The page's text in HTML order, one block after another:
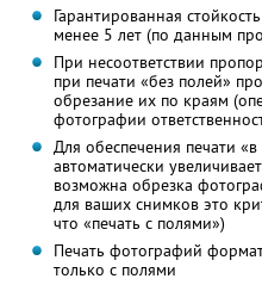
Гарантированная
менее 5 лет (по данным
При несоответствии
при печати «без полей»
обрезание их по краям
фотографии
Для обеспечения печати
автоматически
возможна обрезка
для ваших снимков это
что «печать с полями»)
Печать фотографий
только с полями